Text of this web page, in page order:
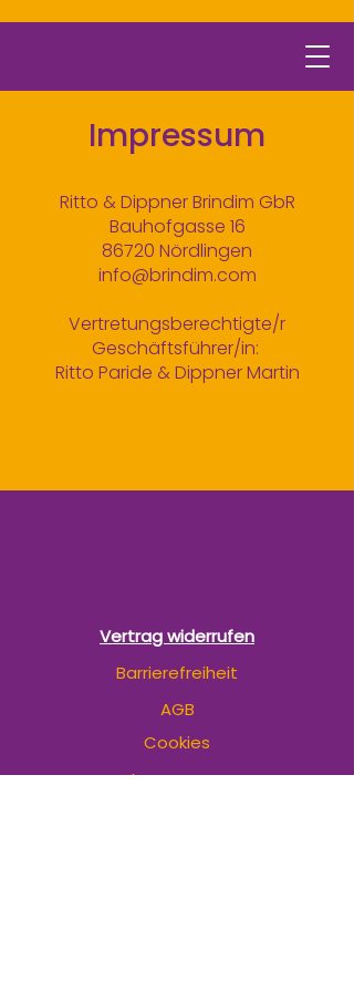
Impressum
Ritto & Dippner Brindim GbR
Bauhofgasse 16
86720 Nördlingen
info@brindim.com
Vertretungsberechtigte/r
Geschäftsführer/in:
Ritto Paride & Dippner Martin
Vertrag widerrufen
Barrierefreiheit
AGB
Cookies
Impressum